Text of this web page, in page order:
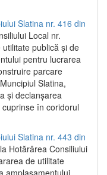
Slatina nr. 416 din
Local nr.
publică și de
pentru lucrarea
parcare
Slatina,
și declanșarea
în coridorul
Slatina nr. 443 din
Hotărârea Consiliului
de utilitate
amplasamentului